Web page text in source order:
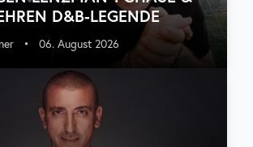
D&B-LEGENDE
• 06. August 2026